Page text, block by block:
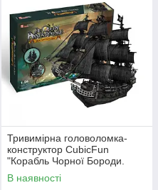
Тривимірна головоломка-
конструктор CubicFun
"Корабль Чорної Бороди.
Місткість королеви Анни",
T4018h
В наявності